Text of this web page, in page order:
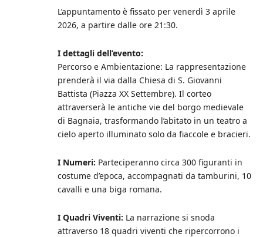
L’appuntamento è fissato per venerdì 3 aprile
2026, a partire dalle ore 21:30.
I dettagli dell’evento:
Percorso e Ambientazione: La rappresentazione
prenderà il via dalla Chiesa di S. Giovanni
Battista (Piazza XX Settembre). Il corteo
attraverserà le antiche vie del borgo medievale
di Bagnaia, trasformando l’abitato in un teatro a
cielo aperto illuminato solo da fiaccole e bracieri.
I Numeri: Parteciperanno circa 300 figuranti in
costume d’epoca, accompagnati da tamburini, 10
cavalli e una biga romana.
I Quadri Viventi: La narrazione si snoda
attraverso 18 quadri viventi che ripercorrono i